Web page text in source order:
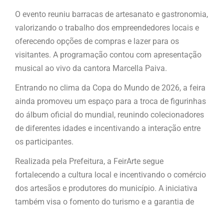
O evento reuniu barracas de artesanato e gastronomia,
valorizando o trabalho dos empreendedores locais e
oferecendo opções de compras e lazer para os
visitantes. A programação contou com apresentação
musical ao vivo da cantora Marcella Paiva.
Entrando no clima da Copa do Mundo de 2026, a feira
ainda promoveu um espaço para a troca de figurinhas
do álbum oficial do mundial, reunindo colecionadores
de diferentes idades e incentivando a interação entre
os participantes.
Realizada pela Prefeitura, a FeirArte segue
fortalecendo a cultura local e incentivando o comércio
dos artesãos e produtores do município. A iniciativa
também visa o fomento do turismo e a garantia de